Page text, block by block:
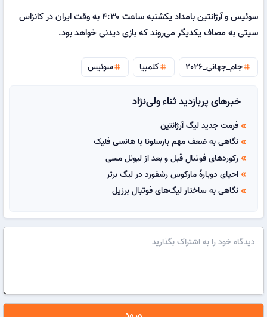
سوئیس و آرژانتین بامداد یکشنبه ساعت ۴:۳۰ به وقت ایران در کانزاس
سیتی به مصاف یکدیگر می‌روند که بازی دیدنی خواهد بود.
tagجام_جهانی_2026 tag کلمبیا tag سوئیس
خبرهای پربازدید ثناء ولی‌نژاد
double_arrow فرمت جدید لیگ آرژانتین
double_arrow نگاهی به ضعف مهم بارسلونا با هانسی فلیک
double_arrow رکوردهای فوتبال قبل و بعد از لیونل مسی
double_arrow احیای دوبارهٔ مارکوس رشفورد در لیگ برتر
double_arrow نگاهی به ساختار لیگ‌های فوتبال برزیل